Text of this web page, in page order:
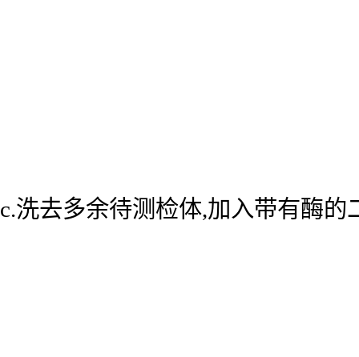
c.洗去多余待测检体,加入带有酶